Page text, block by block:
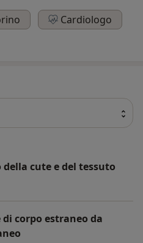
Cardiologo
cute e del tessuto
corpo estraneo da